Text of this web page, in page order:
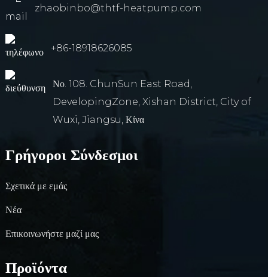
zhaobinbo@thtf-heatpump.com
+86-18918626085
Νο. 108. ChunSun East Road,
DevelopingZone, Xishan District, City of
Wuxi, Jiangsu, Κίνα
Γρήγοροι Σύνδεσμοι
Σχετικά με εμάς
Νέα
Επικοινωνήστε μαζί μας
Προϊόντα